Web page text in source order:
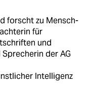
forscht zu Mensch-
für
und
der AG
Intelligenz